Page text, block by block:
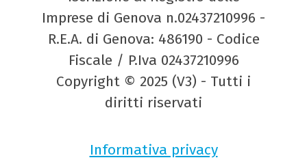
Imprese di Genova n.02437210996 -
R.E.A. di Genova: 486190 - Codice
Fiscale / P.Iva 02437210996
Copyright © 2025 (V3) - Tutti i
diritti riservati
Informativa privacy